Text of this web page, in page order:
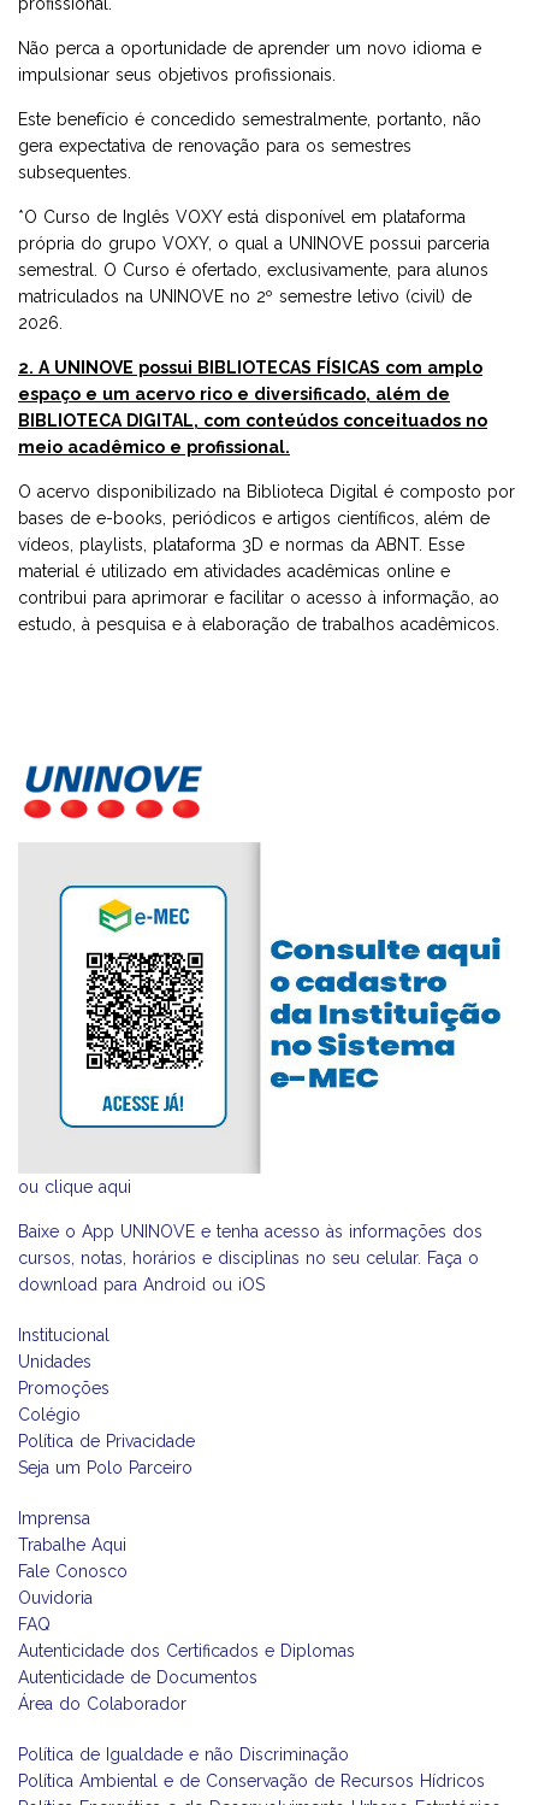
Não perca a oportunidade de aprender um novo idioma e
impulsionar seus objetivos profissionais.
Este benefício é concedido semestralmente, portanto, não
gera expectativa de renovação para os semestres
subsequentes.
*O Curso de Inglês VOXY está disponível em plataforma
própria do grupo VOXY, o qual a UNINOVE possui parceria
semestral. O Curso é ofertado, exclusivamente, para alunos
matriculados na UNINOVE no 2º semestre letivo (civil) de
2026.
2. A UNINOVE possui BIBLIOTECAS FÍSICAS com amplo
espaço e um acervo rico e diversificado, além de
BIBLIOTECA DIGITAL, com conteúdos conceituados no
meio acadêmico e profissional.
O acervo disponibilizado na Biblioteca Digital é composto por
bases de e-books, periódicos e artigos científicos, além de
vídeos, playlists, plataforma 3D e normas da ABNT. Esse
material é utilizado em atividades acadêmicas online e
contribui para aprimorar e facilitar o acesso à informação, ao
estudo, à pesquisa e à elaboração de trabalhos acadêmicos.
ou clique aqui
Baixe o App UNINOVE e tenha acesso às informações dos
cursos, notas, horários e disciplinas no seu celular. Faça o
download para Android ou iOS
Institucional
Unidades
Promoções
Colégio
Política de Privacidade
Seja um Polo Parceiro
Imprensa
Trabalhe Aqui
Fale Conosco
Ouvidoria
FAQ
Autenticidade dos Certificados e Diplomas
Autenticidade de Documentos
Área do Colaborador
Política de Igualdade e não Discriminação
Política Ambiental e de Conservação de Recursos Hídricos